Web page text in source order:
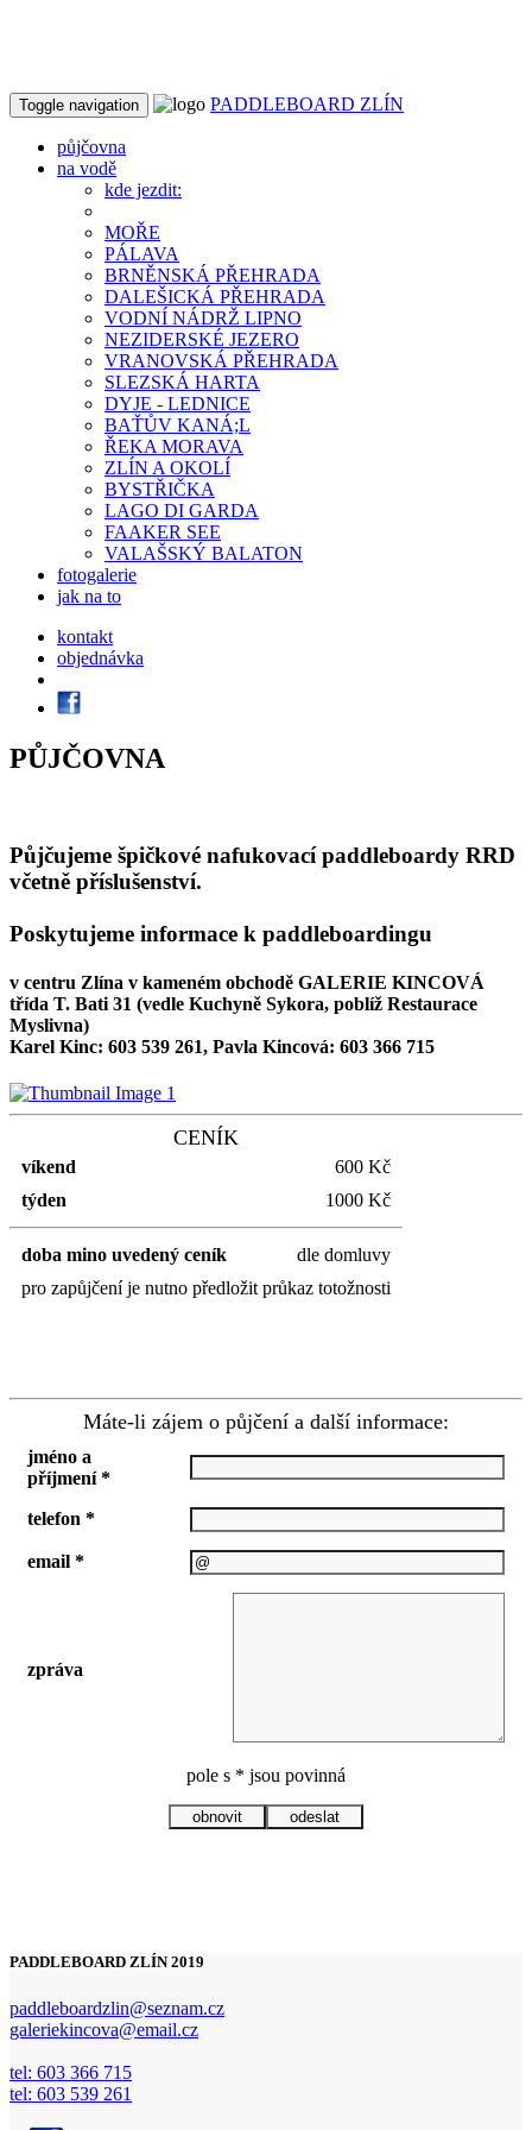
Toggle navigation PADDLEBOARD ZLÍN
půjčovna
na vodě
kde jezdit:
MOŘE
PÁLAVA
BRNĚNSKÁ PŘEHRADA
DALEŠICKÁ PŘEHRADA
VODNÍ NÁDRŽ LIPNO
NEZIDERSKÉ JEZERO
VRANOVSKÁ PŘEHRADA
SLEZSKÁ HARTA
DYJE - LEDNICE
BAŤŮV KANÁ;L
ŘEKA MORAVA
ZLÍN A OKOLÍ
BYSTŘIČKA
LAGO DI GARDA
FAAKER SEE
VALAŠSKÝ BALATON
fotogalerie
jak na to
kontakt
objednávka
PŮJČOVNA
Půjčujeme špičkové nafukovací paddleboardy RRD
včetně příslušenství.
Poskytujeme informace k paddleboardingu
v centru Zlína v kameném obchodě GALERIE KINCOVÁ
třída T. Bati 31 (vedle Kuchyně Sykora, poblíž Restaurace
Myslivna)
Karel Kinc: 603 539 261, Pavla Kincová: 603 366 715
CENÍK
víkend
600 Kč
týden
1000 Kč
doba mino uvedený ceník
dle domluvy
pro zapůjčení je nutno předložit průkaz totožnosti
Máte-li zájem o půjčení a další informace:
jméno a
příjmení *
telefon *
email *
zpráva
pole s * jsou povinná
PADDLEBOARD ZLÍN 2019
paddleboardzlin@seznam.cz
galeriekincova@email.cz
tel: 603 366 715
tel: 603 539 261